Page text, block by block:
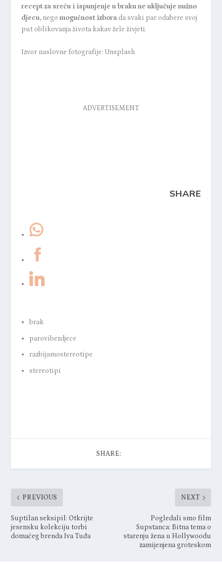
recept za sreću i ispunjenje u braku ne uključuje nužno
djecu,nego mogućnost izborada svaki par odabere svoj
put oblikovanja života kakav žele živjeti.
Izvor naslovne fotografije: Unsplash
ADVERTISEMENT
SHARE
brak
parovibezdjece
razbijamostereotipe
stereotipi
SHARE:
PREVIOUS
Suptilan seksipil: Otkrijte
jesensku kolekciju torbi
domaćeg brenda Iva Tuđa
NEXT
Pogledali smo film
Supstanca: Bitna tema o
starenju žena u Hollywoodu
zamijenjena groteskom